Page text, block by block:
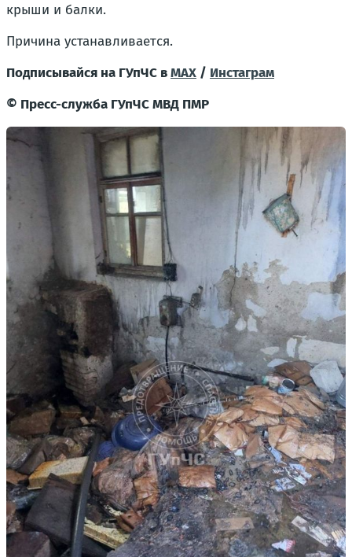
крыши и балки.
Причина устанавливается.
Подписывайся на ГУпЧС вMAX / Инстаграм
© Пресс-служба ГУпЧС МВД ПМР